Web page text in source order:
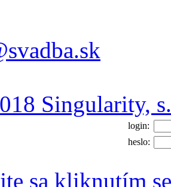
Singularity,
login:
heslo:
sa kliknutím